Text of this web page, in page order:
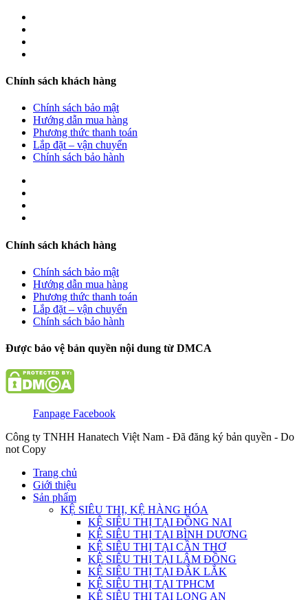
Chính sách khách hàng
Chính sách bảo mật
Hướng dẫn mua hàng
Phương thức thanh toán
Lắp đặt – vận chuyển
Chính sách bảo hành
Chính sách khách hàng
Chính sách bảo mật
Hướng dẫn mua hàng
Phương thức thanh toán
Lắp đặt – vận chuyển
Chính sách bảo hành
Được bảo vệ bản quyền nội dung từ DMCA
Fanpage Facebook
Công ty TNHH Hanatech Việt Nam - Đã đăng ký bản quyền - Do
not Copy
Trang chủ
Giới thiệu
Sản phẩm
KỆ SIÊU THỊ, KỆ HÀNG HÓA
KỆ SIÊU THỊ TẠI ĐỒNG NAI
KỆ SIÊU THỊ TẠI BÌNH DƯƠNG
KỆ SIÊU THỊ TẠI CẦN THƠ
KỆ SIÊU THỊ TẠI LÂM ĐỒNG
KỆ SIÊU THỊ TẠI ĐẮK LẮK
KỆ SIÊU THỊ TẠI TPHCM
KỆ SIÊU THỊ TẠI LONG AN